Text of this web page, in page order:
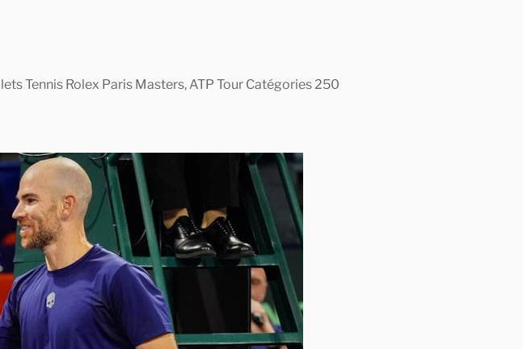
Tennis Rolex Paris Masters, ATP Tour Catégories 250